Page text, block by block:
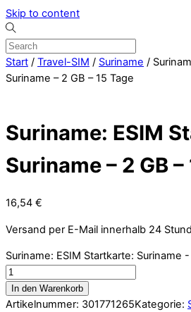
Skip to content
Start / Travel-SIM / Suriname /
Suriname – 2 GB – 15 Tage
Suriname: ESIM
Suriname – 2 GB –
16,54 €
Versand per E-Mail innerhalb 24
Suriname: ESIM Startkarte: Suriname
In den Warenkorb
Artikelnummer: 301771265Kategorie: